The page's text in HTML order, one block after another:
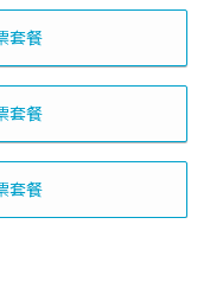
套餐
套餐
套餐